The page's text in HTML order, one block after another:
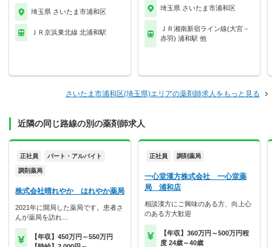
埼玉県 さいたま市浦和区
ＪＲ京浜東北線 北浦和駅
埼玉県 さいたま市浦和区
ＪＲ湘南新宿ライン線(大宮－
赤羽) 浦和駅 他
さいたま市浦和区(埼玉県)エリアの薬剤師求人をもっと見る
近隣の同じ路線の別の薬剤師求人
正社員 パート・アルバイト
調剤薬局
株式会社晴れやか はれやか薬局
2021年に開局した薬局です。患者さ
んが薬局を訪れ…
【年収】450万円～550万円
正社員 調剤薬局
一心堂漢方株式会社 一心堂薬
局 浦和店
相談漢方にご興味のある方、向上心
のある方大歓迎
【年収】360万円～500万円程
度 24歳～40歳